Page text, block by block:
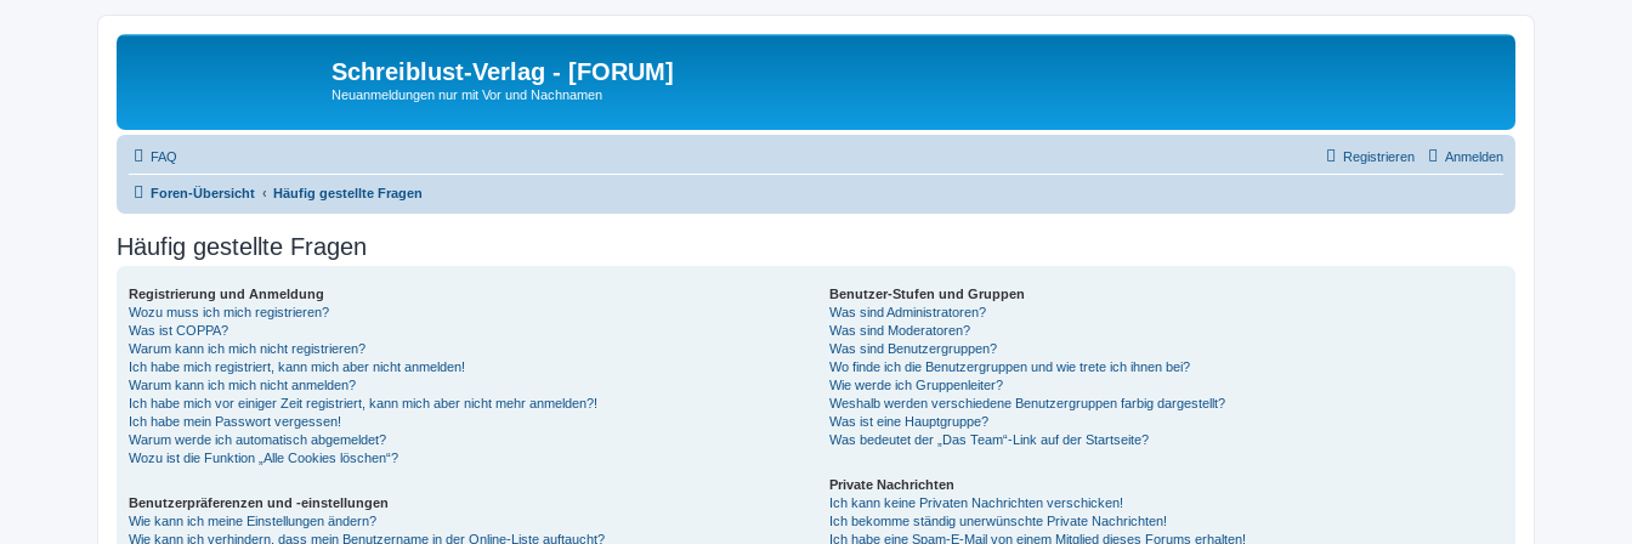
Schreiblust-Verlag - [FORUM]
Neuanmeldungen nur mit Vor und Nachnamen
FAQ Anmelden
Registrieren
Foren-Übersicht Häufig gestellte Fragen
Häufig gestellte Fragen
Registrierung und Anmeldung
Wozu muss ich mich registrieren?
Was ist COPPA?
Warum kann ich mich nicht registrieren?
Ich habe mich registriert, kann mich aber nicht anmelden!
Warum kann ich mich nicht anmelden?
Ich habe mich vor einiger Zeit registriert, kann mich aber nicht mehr anmelden?!
Ich habe mein Passwort vergessen!
Warum werde ich automatisch abgemeldet?
Wozu ist die Funktion „Alle Cookies löschen“?
Benutzerpräferenzen und -einstellungen
Wie kann ich meine Einstellungen ändern?
Wie kann ich verhindern, dass mein Benutzername in der Online-Liste auftaucht?
Benutzer-Stufen und Gruppen
Was sind Administratoren?
Was sind Moderatoren?
Was sind Benutzergruppen?
Wo finde ich die Benutzergruppen und wie trete ich ihnen bei?
Wie werde ich Gruppenleiter?
Weshalb werden verschiedene Benutzergruppen farbig dargestellt?
Was ist eine Hauptgruppe?
Was bedeutet der „Das Team“-Link auf der Startseite?
Private Nachrichten
Ich kann keine Privaten Nachrichten verschicken!
Ich bekomme ständig unerwünschte Private Nachrichten!
Ich habe eine Spam-E-Mail von einem Mitglied dieses Forums erhalten!